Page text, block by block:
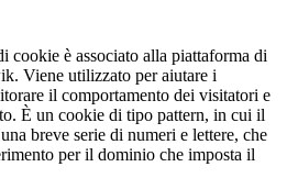
cookie è associato alla piattaforma di
Viene utilizzato per aiutare i
il comportamento dei visitatori e
È un cookie di tipo pattern, in cui il
breve serie di numeri e lettere, che
per il dominio che imposta il